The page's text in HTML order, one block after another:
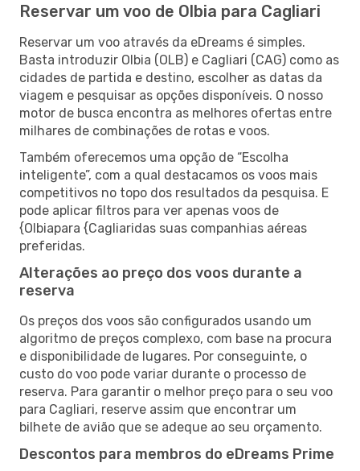
Reservar um voo de Olbia para Cagliari
Reservar um voo através da eDreams é simples.
Basta introduzir Olbia (OLB) e Cagliari (CAG) como as
cidades de partida e destino, escolher as datas da
viagem e pesquisar as opções disponíveis. O nosso
motor de busca encontra as melhores ofertas entre
milhares de combinações de rotas e voos.
Também oferecemos uma opção de “Escolha
inteligente”, com a qual destacamos os voos mais
competitivos no topo dos resultados da pesquisa. E
pode aplicar filtros para ver apenas voos de
{Olbiapara {Cagliaridas suas companhias aéreas
preferidas.
Alterações ao preço dos voos durante a
reserva
Os preços dos voos são configurados usando um
algoritmo de preços complexo, com base na procura
e disponibilidade de lugares. Por conseguinte, o
custo do voo pode variar durante o processo de
reserva. Para garantir o melhor preço para o seu voo
para Cagliari, reserve assim que encontrar um
bilhete de avião que se adeque ao seu orçamento.
Descontos para membros do eDreams Prime